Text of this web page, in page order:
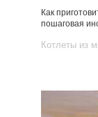
Как
пошаговая
Котлеты из